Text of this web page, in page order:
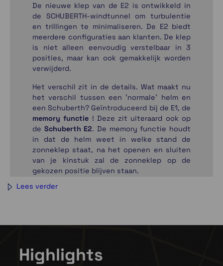
De nieuwe klep van de E2 is ontwikkeld in
de SCHUBERTH-windtunnel om turbulentie
en trillingen te minimaliseren. De E2 biedt
meerdere configuraties aan klanten. De klep
is niet alleen eenvoudig verstelbaar in 3
posities, maar kan ook gemakkelijk worden
verwijderd.
Het verschil zit in de details. Wat maakt nu
het verschil tussen een 'normale' helm en
een Schuberth? Geïntroduceerd bij de E1, de
memory functie ! Deze zit uiteraard ook op
de Schuberth E2. De memory functie houdt
in dat de helm weet in welke stand de
zonneklep staat, na het openen en sluiten
van je kinstuk zal de zonneklep op de
gekozen positie blijven staan.
Lees verder
Highlights